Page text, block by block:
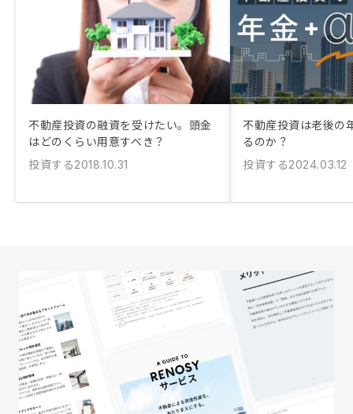
不動産投資の融資を受けたい。頭金
はどのくらい用意すべき？
投資する2018.10.31
不動産投資は老後の
るのか？
投資する2024.03.12